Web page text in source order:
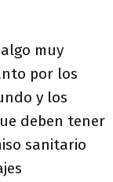
muy
por los
y los
deben tener
sanitario